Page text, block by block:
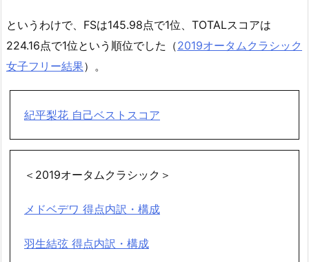
というわけで、FSは145.98点で1位、TOTALスコアは
224.16点で1位という順位でした（2019オータムクラシック
女子フリー結果）。
紀平梨花 自己ベストスコア
＜2019オータムクラシック＞
メドベデワ 得点内訳・構成
羽生結弦 得点内訳・構成